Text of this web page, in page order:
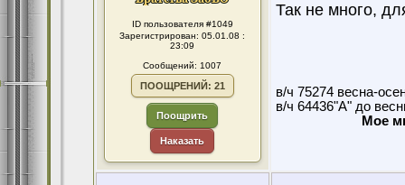
ID пользователя #1049
Зарегистрирован: 05.01.08 :
23:09
Сообщений: 1007
ПООЩРЕНИЙ: 21
Поощрить
Наказать
Так не много,
в/ч 75274 весна-
в/ч 64436"А" до
Мое